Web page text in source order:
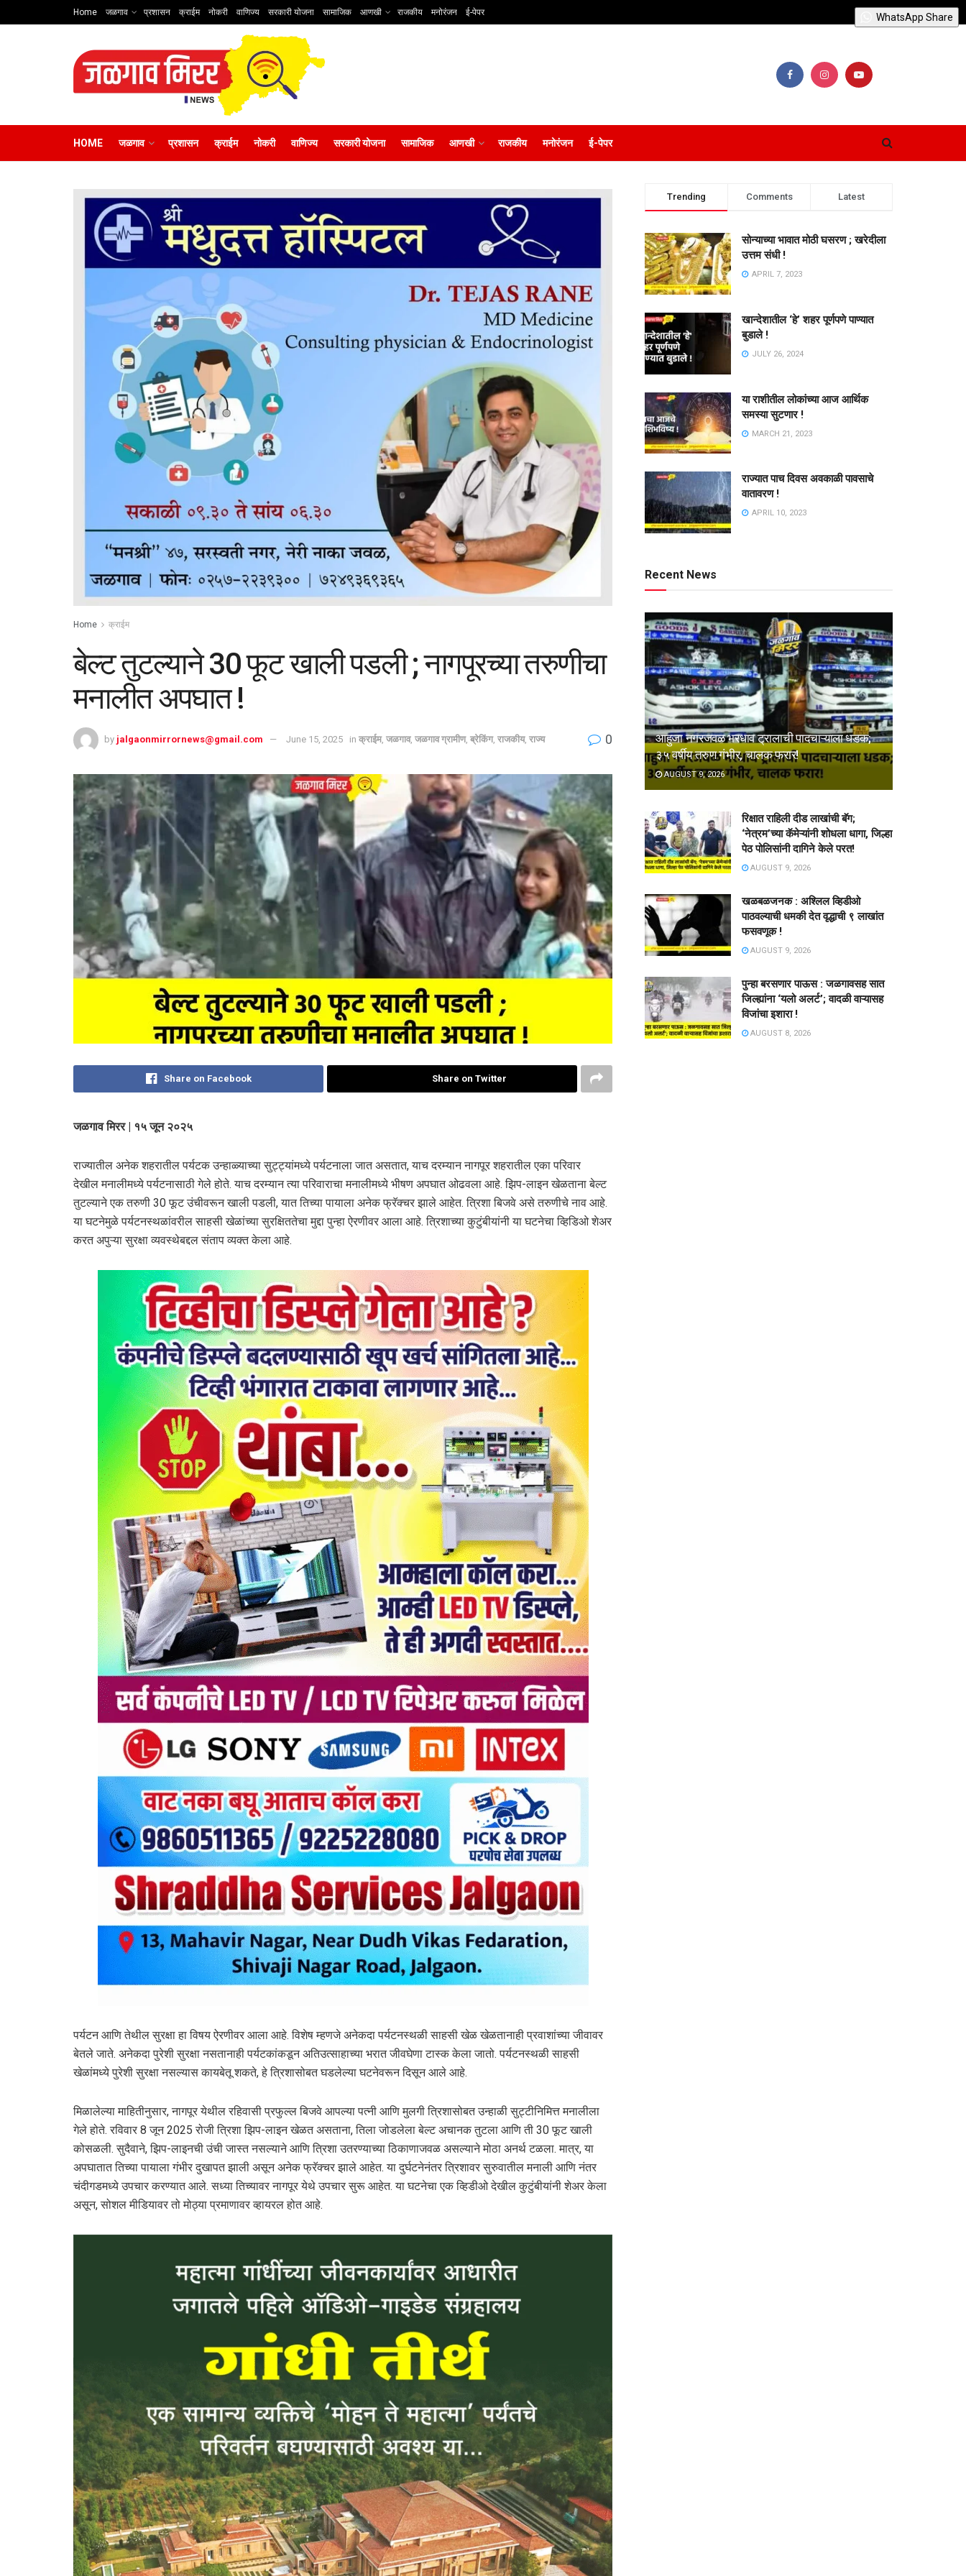
Home जळगाव प्रशासन क्राईम नोकरी वाणिज्य सरकारी योजना सामाजिक आणखी राजकीय मनोरंजन ई-पेपर
HOME जळगाव प्रशासन क्राईम नोकरी वाणिज्य सरकारी योजना सामाजिक आणखी राजकीय मनोरंजन ई-पेपर
Home क्राईम
बेल्ट तुटल्याने 30 फूट खाली पडली ; नागपूरच्या तरुणीचा
मनालीत अपघात !
by jalgaonmirrornews@gmail.com June 15, 2025 in क्राईम, जळगाव, जळगाव ग्रामीण, ब्रेकिंग, राजकीय, राज्य 0
Share on Facebook Share on Twitter
जळगाव मिरर | १५ जून २०२५
राज्यातील अनेक शहरातील पर्यटक उन्हाळ्याच्या सुट्ट्यांमध्ये पर्यटनाला जात असतात, याच दरम्यान नागपूर शहरातील एका परिवार
देखील मनालीमध्ये पर्यटनासाठी गेले होते. याच दरम्यान त्या परिवाराचा मनालीमध्ये भीषण अपघात ओढवला आहे. झिप-लाइन खेळताना बेल्ट
तुटल्याने एक तरुणी 30 फूट उंचीवरून खाली पडली, यात तिच्या पायाला अनेक फ्रॅक्चर झाले आहेत. त्रिशा बिजवे असे तरुणीचे नाव आहे.
या घटनेमुळे पर्यटनस्थळांवरील साहसी खेळांच्या सुरक्षिततेचा मुद्दा पुन्हा ऐरणीवर आला आहे. त्रिशाच्या कुटुंबीयांनी या घटनेचा व्हिडिओ शेअर
करत अपुऱ्या सुरक्षा व्यवस्थेबद्दल संताप व्यक्त केला आहे.
पर्यटन आणि तेथील सुरक्षा हा विषय ऐरणीवर आला आहे. विशेष म्हणजे अनेकदा पर्यटनस्थळी साहसी खेळ खेळतानाही प्रवाशांच्या जीवावर
बेतले जाते. अनेकदा पुरेशी सुरक्षा नसतानाही पर्यटकांकडून अतिउत्साहाच्या भरात जीवघेणा टास्क केला जातो. पर्यटनस्थळी साहसी
खेळांमध्ये पुरेशी सुरक्षा नसल्यास कायबेतू शकते, हे त्रिशासोबत घडलेल्या घटनेवरून दिसून आले आहे.
मिळालेल्या माहितीनुसार, नागपूर येथील रहिवासी प्रफुल्ल बिजवे आपल्या पत्नी आणि मुलगी त्रिशासोबत उन्हाळी सुट्टीनिमित्त मनालीला
गेले होते. रविवार 8 जून 2025 रोजी त्रिशा झिप-लाइन खेळत असताना, तिला जोडलेला बेल्ट अचानक तुटला आणि ती 30 फूट खाली
कोसळली. सुदैवाने, झिप-लाइनची उंची जास्त नसल्याने आणि त्रिशा उतरण्याच्या ठिकाणाजवळ असल्याने मोठा अनर्थ टळला. मात्र, या
अपघातात तिच्या पायाला गंभीर दुखापत झाली असून अनेक फ्रॅक्चर झाले आहेत. या दुर्घटनेनंतर त्रिशावर सुरुवातील मनाली आणि नंतर
चंदीगडमध्ये उपचार करण्यात आले. सध्या तिच्यावर नागपूर येथे उपचार सुरू आहेत. या घटनेचा एक व्हिडीओ देखील कुटुंबीयांनी शेअर केला
असून, सोशल मीडियावर तो मोठ्या प्रमाणावर व्हायरल होत आहे.
Trending Comments Latest
सोन्याच्या भावात मोठी घसरण ; खरेदीला
उत्तम संधी !
APRIL 7, 2023
खान्देशातील ‘हे’ शहर पूर्णपणे पाण्यात
बुडाले !
JULY 26, 2024
या राशीतील लोकांच्या आज आर्थिक
समस्या सुटणार !
MARCH 21, 2023
राज्यात पाच दिवस अवकाळी पावसाचे
वातावरण !
APRIL 10, 2023
Recent News
आहुजा नगरजवळ भरधाव ट्रालाची पादचाऱ्याला धडक;
३५ वर्षीय तरुण गंभीर, चालक फरार!
AUGUST 9, 2026
रिक्षात राहिली दीड लाखांची बॅग;
‘नेत्रम’च्या कॅमेऱ्यांनी शोधला धागा, जिल्हा
पेठ पोलिसांनी दागिने केले परत!
AUGUST 9, 2026
खळबळजनक : अश्लिल व्हिडीओ
पाठवल्याची धमकी देत वृद्धाची ९ लाखांत
फसवणूक !
AUGUST 9, 2026
पुन्हा बरसणार पाऊस : जळगावसह सात
जिल्ह्यांना ‘यलो अलर्ट’; वादळी वाऱ्यासह
विजांचा इशारा !
AUGUST 8, 2026
WhatsApp Share